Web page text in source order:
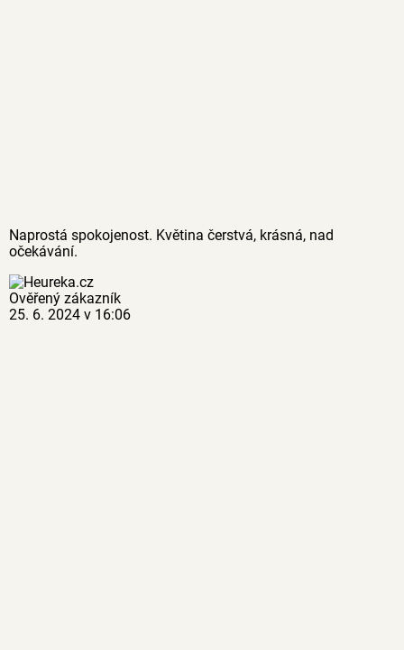
Naprostá spokojenost. Květina čerstvá, krásná, nad
očekávání.
Ověřený zákazník
25. 6. 2024 v 16:06